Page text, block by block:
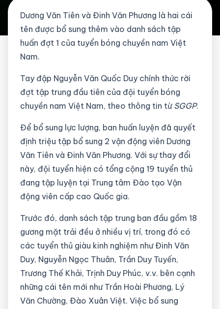
Dương Văn Tiên và Đinh Văn Phương là hai cái
tên được bổ sung thêm vào danh sách tập
huấn đợt 1 của tuyển bóng chuyền nam Việt
Nam.
Tay đập Nguyễn Văn Quốc Duy chính thức rời
đợt tập trung đầu tiên của đội tuyển bóng
chuyền nam Việt Nam, theo thông tin từ SGGP.
Để bổ sung lực lượng, ban huấn luyện đã quyết
định triệu tập bổ sung 2 vận động viên Dương
Văn Tiên và Đinh Văn Phương. Với sự thay đổi
này, đội tuyển hiện có tổng cộng 19 tuyển thủ
đang tập luyện tại Trung tâm Đào tạo Vận
động viên cấp cao Quốc gia.
Trước đó, danh sách tập trung ban đầu gồm 18
gương mặt trải đều ở nhiều vị trí, trong đó có
các tuyển thủ giàu kinh nghiệm như Đinh Văn
Duy, Nguyễn Ngọc Thuân, Trần Duy Tuyến,
Trương Thế Khải, Trịnh Duy Phúc, v.v. bên cạnh
những cái tên mới như Trần Hoài Phương, Lý
Văn Chường, Đào Xuân Việt. Việc bổ sung